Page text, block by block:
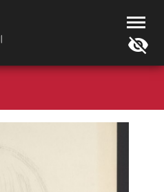
Muzea
Wielkopolski